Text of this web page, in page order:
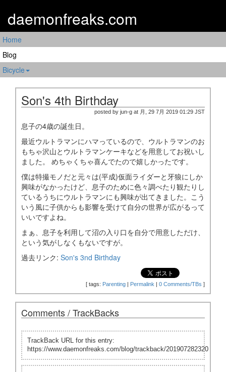
daemonfreaks.com
Home
Blog
Bicycle
Son's 4th Birthday
posted by jun-g at 月, 29 7月 2019 01:29 JST
息子の4歳の誕生日。
最近ウルトラマンにハマっているので、ウルトラマンのお
もちゃ沢山とウルトラマンケーキなどを用意してお祝いし
ました。 めちゃくちゃ喜んでたので嬉しかったです。
僕は特撮モノだと元々は(平成)仮面ライダーと牙狼にしか
興味がなかったけど、息子のために色々調べたり観たりし
ているうちにウルトラマンにも興味が出てきました。こう
いう風に子供からも影響を受けて自分の世界が広がるって
いいですよね。
まぁ、息子を利用して沼の入り口を自分で用意しただけ、
という気がしなくもないですが。
過去リンク: Son's 3nd Birthday
[ tags: Parenting | Permalink | 0 Comments/TBs ]
Comments / TrackBacks
TrackBack URL for this entry:
https://www.daemonfreaks.com/blog/trackback/201907282320